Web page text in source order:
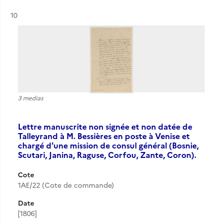
Résultat n°
10
3 medias
Lettre manuscrite non signée et non datée de
Talleyrand à M. Bessières en poste à Venise et
chargé d'une mission de consul général (Bosnie,
Scutari, Janina, Raguse, Corfou, Zante, Coron).
Cote
1AE/22 (Cote de commande)
Date
[1806]